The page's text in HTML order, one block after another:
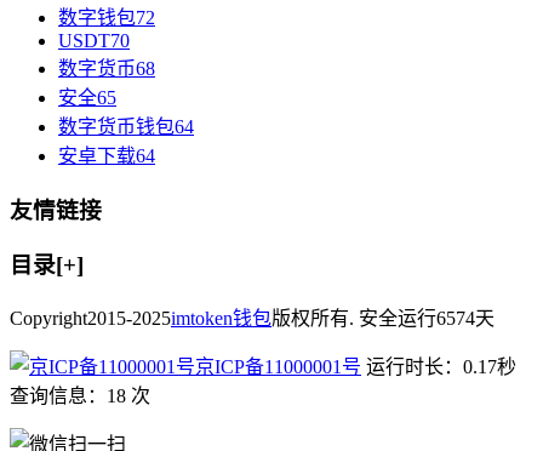
数字钱包72
USDT70
数字货币68
安全65
数字货币钱包64
安卓下载64
友情链接
目录[+]
Copyright2015-2025imtoken钱包版权所有. 安全运行6574天
京ICP备11000001号 运行时长：0.17秒
查询信息：18 次